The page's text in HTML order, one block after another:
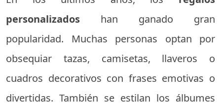
personalizados han ganado gran
popularidad. Muchas personas optan por
obsequiar tazas, camisetas, llaveros o
cuadros decorativos con frases emotivas o
divertidas. También se estilan los álbumes